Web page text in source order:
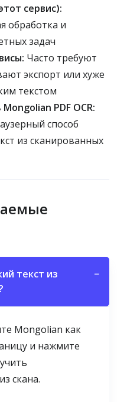
сервис):
обработка и
задач
Часто требуют
экспорт или хуже
текстом
PDF OCR:
способ
из сканированных
текст из
−
Mongolian как
и нажмите
скана.